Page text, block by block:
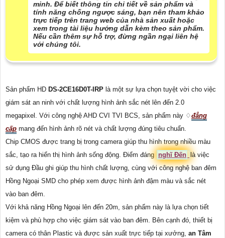
minh. Để biết thông tin chi tiết về sản phẩm và
tính năng chống ngược sáng, bạn nên tham khảo
trực tiếp trên trang web của nhà sản xuất hoặc
xem trong tài liệu hướng dẫn kèm theo sản phẩm.
Nếu cần thêm sự hỗ trợ, đừng ngần ngại liên hệ
với chúng tôi.
Sản phẩm HD DS-2CE16D0T-IRP là một sự lựa chọn tuyệt vời cho việc
giám sát an ninh với chất lượng hình ảnh sắc nét lên đến 2.0
megapixel. Với công nghệ AHD CVI TVI BCS, sản phẩm này ♢đẳng
cấp mang đến hình ảnh rõ nét và chất lượng đúng tiêu chuẩn.
Chip CMOS được trang bị trong camera giúp thu hình trong nhiều màu
sắc, tạo ra hiển thị hình ảnh sống động. Điểm đáng nghĩ Đến
là việc
sử dụng Đầu ghi giúp thu hình chất lượng, cùng với công nghệ ban đêm
Hồng Ngoại SMD cho phép xem được hình ảnh đậm màu và sắc nét
vào ban đêm.
Với khả năng Hồng Ngoại lên đến 20m, sản phẩm này là lựa chọn tiết
kiệm và phù hợp cho việc giám sát vào ban đêm. Bên cạnh đó, thiết bị
camera có thân Plastic và được sản xuất trực tiếp tại xưởng, an Tâm